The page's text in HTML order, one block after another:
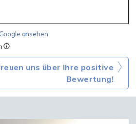
ansehen
uns über Ihre positive
Bewertung!